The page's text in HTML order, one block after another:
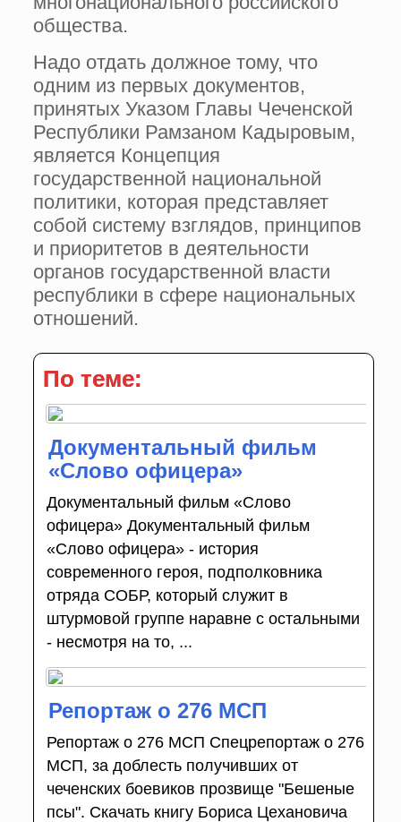
общества.
Надо отдать должное тому, что
одним из первых документов,
принятых Указом Главы Чеченской
Республики Рамзаном Кадыровым,
является Концепция
государственной национальной
политики, которая представляет
собой систему взглядов, принципов
и приоритетов в деятельности
органов государственной власти
республики в сфере национальных
отношений.
По теме:
Документальный фильм
«Слово офицера»
Документальный фильм «Слово
офицера» Документальный фильм
«Слово офицера» - история
современного героя, подполковника
отряда СОБР, который служит в
штурмовой группе наравне с остальными
- несмотря на то, ...
Репортаж о 276 МСП
Репортаж о 276 МСП Спецрепортаж о 276
МСП, за доблесть получивших от
чеченских боевиков прозвище "Бешеные
псы". Скачать книгу Бориса Цехановича